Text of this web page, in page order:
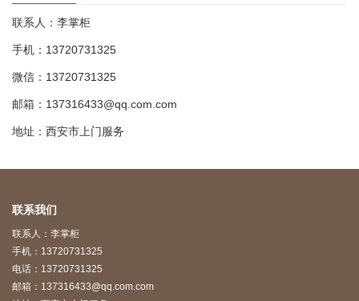
联系人：李掌柜
手机：13720731325
微信：13720731325
邮箱：137316433@qq.com.com
地址：西安市上门服务
联系我们
联系人：李掌柜
手机：13720731325
电话：13720731325
邮箱：137316433@qq.com.com